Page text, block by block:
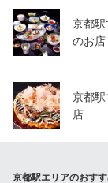
京都
のお店
京都
店
京都駅エリアのおす